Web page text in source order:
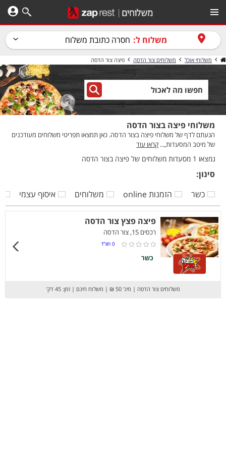
משלוח ל: חסרה כתובת משלוח
משלוחי אוכל משלוחים צור הדסה פיצה צור הדסה
משלוחי פיצה בצור הדסה
הגעתם לדף של משלוחי פיצה בצור הדסה. כאן תמצאו תפריטי משלוחים מעודכנים
של מיטב המסעדות,... קראו עוד
נמצאו 1 מסעדות משלוחים של פיצה בצור הדסה
סינון:
כשר
הזמנות online משלוחים איסוף עצמי
פיצה פצץ צור הדסה
רכסים 15, צור הדסה
0 חוו”ד
כשר
משלוחים צור הדסה | מינ' 50 ₪ | משלוח חינם | זמן: 45 דק’